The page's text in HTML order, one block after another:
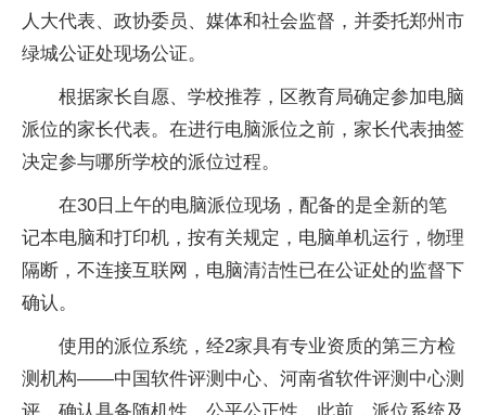
人大代表、政协委员、媒体和社会监督，并委托郑州市
绿城公证处现场公证。
根据家长自愿、学校推荐，区教育局确定参加电脑
派位的家长代表。在进行电脑派位之前，家长代表抽签
决定参与哪所学校的派位过程。
在30日上午的电脑派位现场，配备的是全新的笔
记本电脑和打印机，按有关规定，电脑单机运行，物理
隔断，不连接互联网，电脑清洁性已在公证处的监督下
确认。
使用的派位系统，经2家具有专业资质的第三方检
测机构——中国软件评测中心、河南省软件评测中心测